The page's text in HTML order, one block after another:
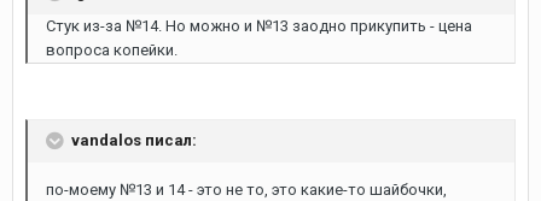
Стук из-за №14. Но можно и №13 заодно прикупить - цена
вопроса копейки.
vandalos писал:
по-моему №13 и 14 - это не то, это какие-то шайбочки,